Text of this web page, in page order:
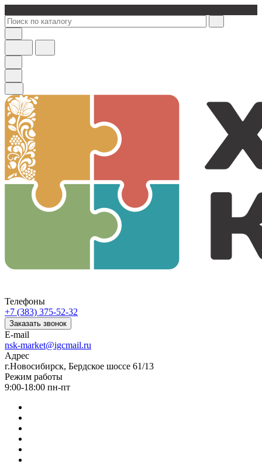
Телефоны
+7 (383) 375-52-32
Заказать звонок
E-mail
nsk-market@igcmail.ru
Адрес
г.Новосибирск, Бердское шоссе 61/13
Режим работы
9:00-18:00 пн-пт